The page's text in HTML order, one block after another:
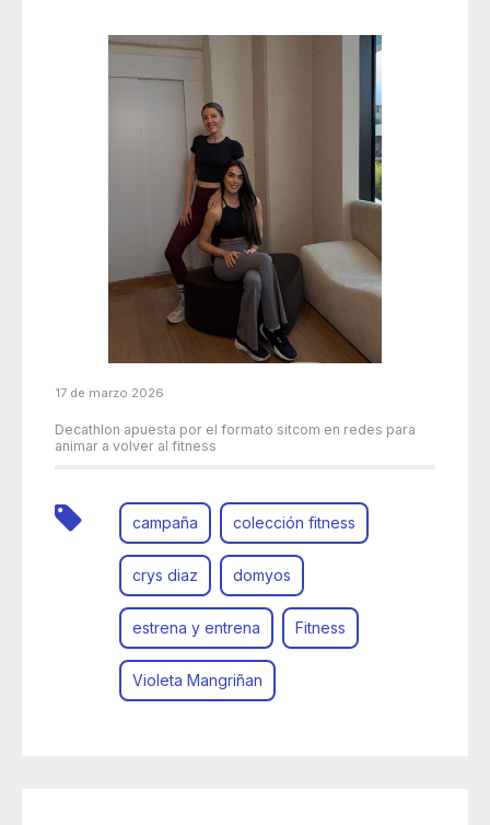
17 de marzo 2026
Decathlon apuesta por el formato sitcom en redes para
animar a volver al fitness
campaña colección fitness
crys diaz domyos
estrena y entrena Fitness
Violeta Mangriñan